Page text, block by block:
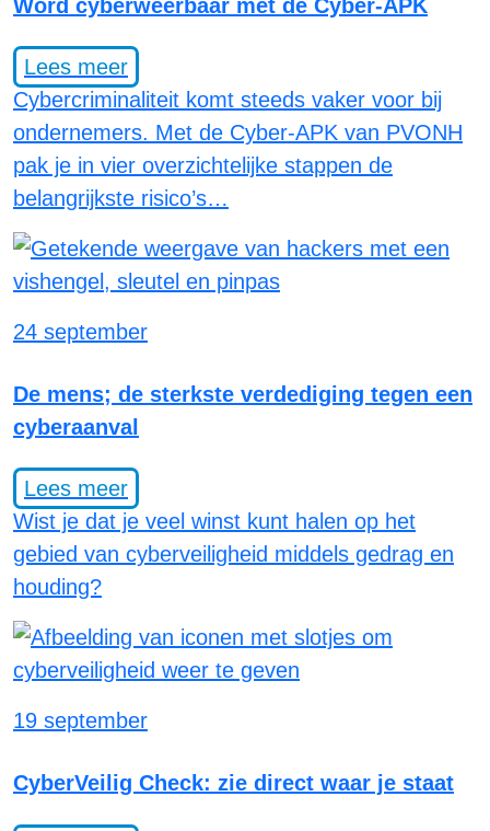
Word cyberweerbaar met de Cyber-APK
Lees meer
Cybercriminaliteit komt steeds vaker voor bij
ondernemers. Met de Cyber-APK van PVONH
pak je in vier overzichtelijke stappen de
belangrijkste risico’s…
24 september
De mens; de sterkste verdediging tegen een
cyberaanval
Lees meer
Wist je dat je veel winst kunt halen op het
gebied van cyberveiligheid middels gedrag en
houding?
19 september
CyberVeilig Check: zie direct waar je staat